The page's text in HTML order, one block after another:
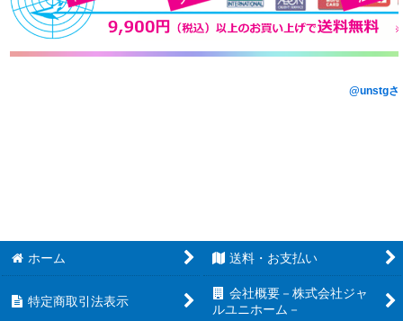
@unstgさ
ホーム 送料・お支払い
特定商取引法表示
会社概要－株式会社ジャ
ルユニホーム－